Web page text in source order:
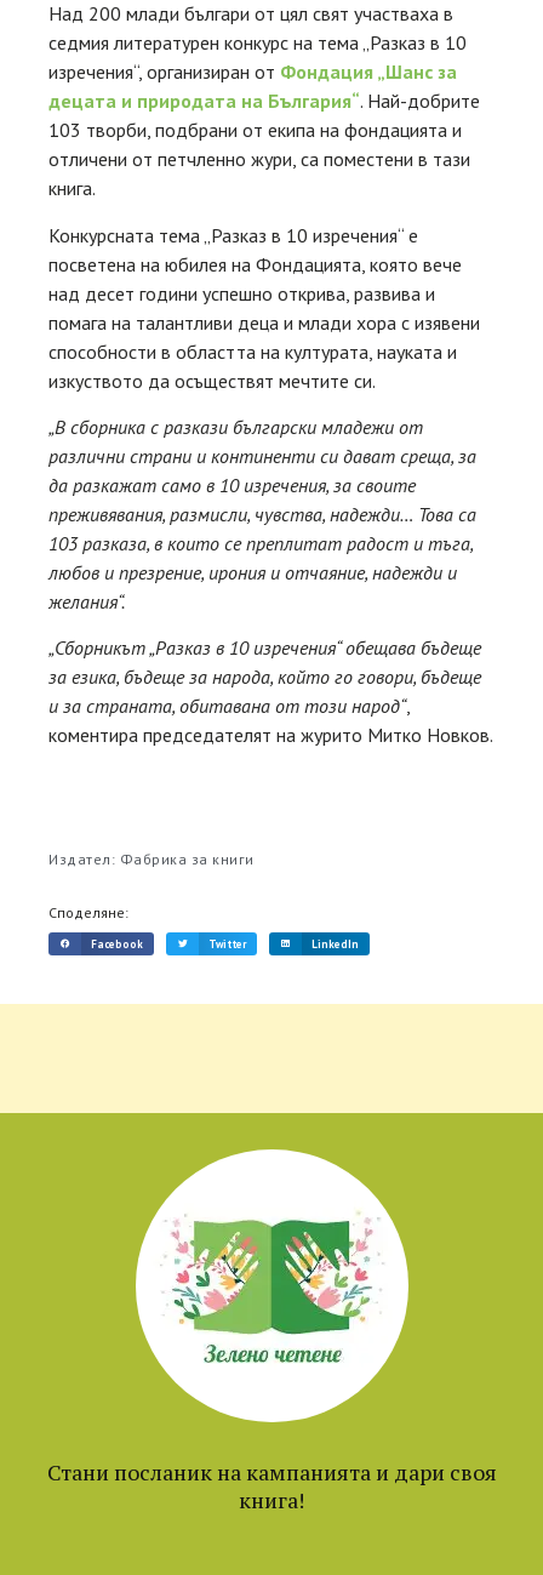
Над 200 млади българи от цял свят участваха в
седмия литературен конкурс на тема „Разказ в 10
изречения“, организиран от Фондация „Шанс за
децата и природата на България“. Най-добрите
103 творби, подбрани от екипа на фондацията и
отличени от петчленно жури, са поместени в тази
книга.
Конкурсната тема „Разказ в 10 изречения“ е
посветена на юбилея на Фондацията, която вече
над десет години успешно открива, развива и
помага на талантливи деца и млади хора с изявени
способности в областта на културата, науката и
изкуството да осъществят мечтите си.
„В сборника с разкази български младежи от
различни страни и континенти си дават среща, за
да разкажат само в 10 изречения, за своите
преживявания, размисли, чувства, надежди… Това са
103 разказа, в които се преплитат радост и тъга,
любов и презрение, ирония и отчаяние, надежди и
желания“.
„Сборникът „Разказ в 10 изречения“ обещава бъдеще
за езика, бъдеще за народа, който го говори, бъдеще
и за страната, обитавана от този народ“,
коментира председателят на журито Митко Новков.
Издател: Фабрика за книги
Споделяне:
Facebook Twitter LinkedIn
Стани посланик на кампанията и дари своя
книга!